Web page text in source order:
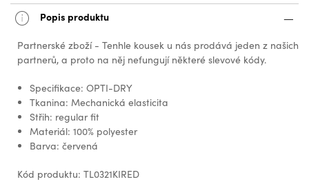
Popis produktu
Partnerské zboží - Tenhle kousek u nás prodává jeden z našich
partnerů, a proto na něj nefungují některé slevové kódy.
Specifikace: OPTI-DRY
Tkanina: Mechanická elasticita
Střih: regular fit
Materiál: 100% polyester
Barva: červená
Kód produktu: TL0321KIRED